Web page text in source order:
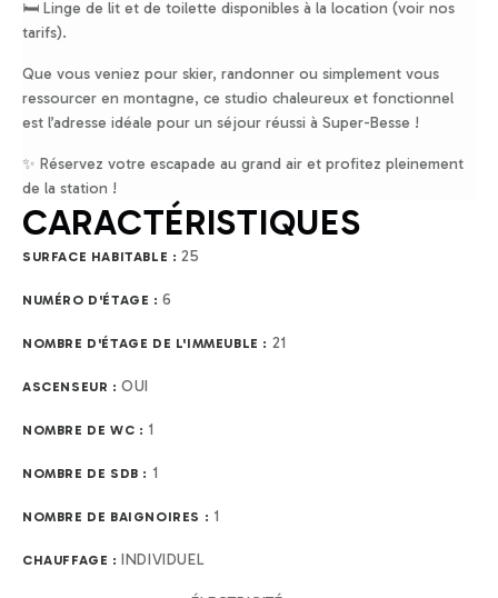
🛏️ Linge de lit et de toilette disponibles à la location (voir nos
tarifs).
Que vous veniez pour skier, randonner ou simplement vous
ressourcer en montagne, ce studio chaleureux et fonctionnel
est l’adresse idéale pour un séjour réussi à Super-Besse !
✨ Réservez votre escapade au grand air et profitez pleinement
de la station !
CARACTÉRISTIQUES
SURFACE HABITABLE : 25
NUMÉRO D'ÉTAGE :6
NOMBRE D'ÉTAGE DE L'IMMEUBLE : 21
ASCENSEUR :OUI
NOMBRE DE WC : 1
NOMBRE DE SDB : 1
NOMBRE DE BAIGNOIRES : 1
CHAUFFAGE : INDIVIDUEL